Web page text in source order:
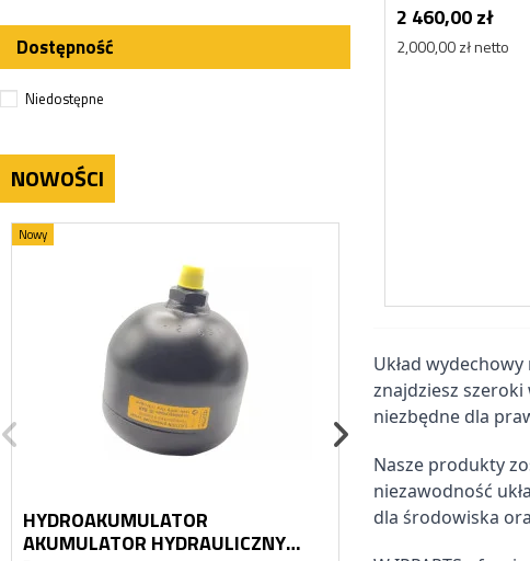
2 460,00 zł
2,000,00 zł netto
Układ
znajdziesz
niezbędne dla
Nasze produkty
niezawodność
dla środowiska
Dostępność
Niedostępne
NOWOŚCI
Nowy
HYDROAKUMULATOR
AKUMULATOR HYDRAULICZNY